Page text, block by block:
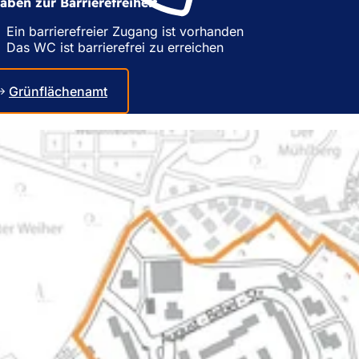
Ein barrierefreier Zugang ist vorhanden
Das WC ist barrierefrei zu erreichen
Grünflächenamt